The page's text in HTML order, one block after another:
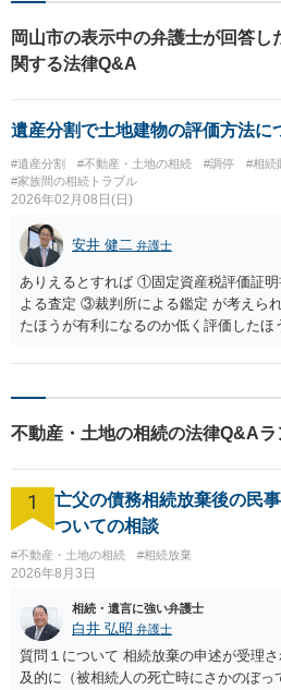
岡山市の表示中の弁護士が回答し
関する法律Q&A
遺産分割で土地建物の評価方法に
#遺産分割 #不動産・土地の相続 #調停
#相続
#家族間の相続トラブル
2026年02月08日(日)
安井 健二 弁護士
ありえるとすれば ①固定資産税評価証
よる査定 ③裁判所による鑑定 が考えら
たほうが有利になるのか低く評価した
査定してもらうことのほうが多いと思い
不動産・土地の相続の法律Q&Aラ
1
亡父の債務相続放棄後の民
ついての相談
#不動産・土地の相続 #相続放棄
2026年8月3日
相続・遺言に強い弁護士
白井 弘昭 弁護士
質問１について 相続放棄の申述が受理
及的に（被相続人の死亡時にさかのぼっ